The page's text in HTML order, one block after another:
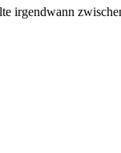
irgendwann